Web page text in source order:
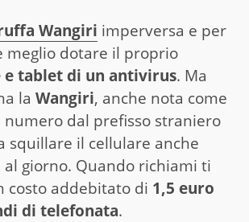
Wangiri imperversa e per
meglio dotare il proprio
e tablet di un antivirus. Ma
la Wangiri, anche nota come
numero dal prefisso straniero
squillare il cellulare anche
giorno. Quando richiami ti
costo addebitato di 1,5 euro
di telefonata.